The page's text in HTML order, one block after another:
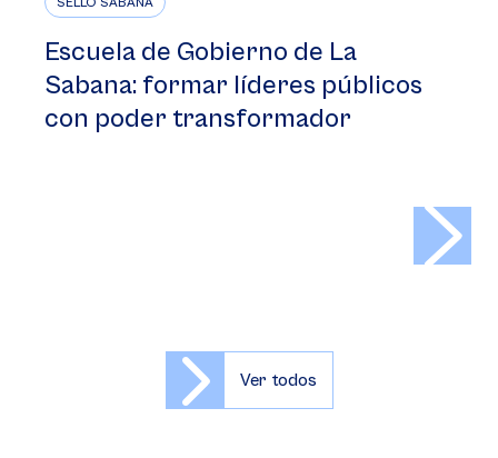
Escuela de Gobierno de La
Sabana: formar líderes públicos
con poder transformador
Ver todos